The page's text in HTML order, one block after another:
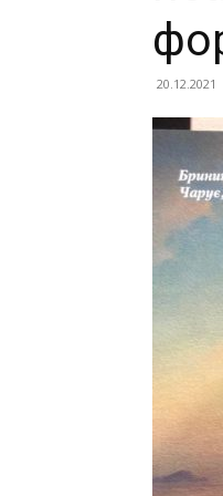
20.12.2021